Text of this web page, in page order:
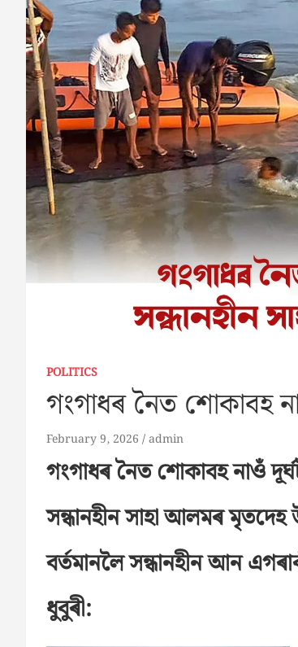
POLITICS
গংগাধৰ নৈত শোকাবহ
February 9, 2026 admin
গংগাধৰ নৈত শোকাবহ নাওঁ
সন্ধানহীন সাহা আলমৰ মৃতদেহ
বৰ্তমানলৈ সন্ধানহীন আন
ধুবুৰী: